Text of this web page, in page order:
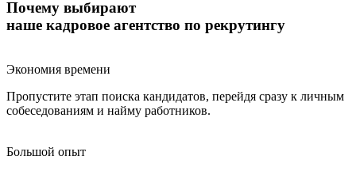
Почему выбирают
наше кадровое агентство по рекрутингу
Экономия времени
Пропустите этап поиска кандидатов, перейдя сразу к личным
собеседованиям и найму работников.
Большой опыт